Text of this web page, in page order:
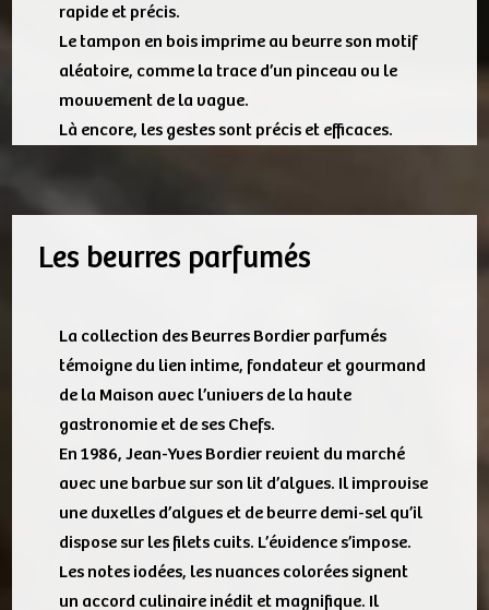
rapide et précis.
Le tampon en bois imprime au beurre son motif
aléatoire, comme la trace d’un pinceau ou le
mouvement de la vague.
Là encore, les gestes sont précis et efficaces.
Les beurres parfumés
La collection des Beurres Bordier parfumés
témoigne du lien intime, fondateur et gourmand
de la Maison avec l’univers de la haute
gastronomie et de ses Chefs.
En 1986, Jean-Yves Bordier revient du marché
avec une barbue sur son lit d’algues. Il improvise
une duxelles d’algues et de beurre demi-sel qu’il
dispose sur les filets cuits. L’évidence s’impose.
Les notes iodées, les nuances colorées signent
un accord culinaire inédit et magnifique. Il